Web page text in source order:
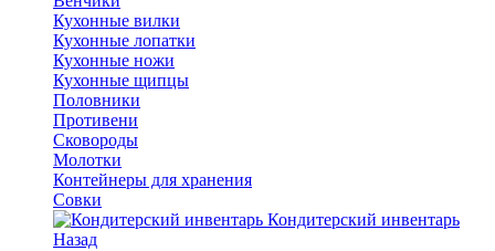
Кухонные вилки
Кухонные лопатки
Кухонные ножи
Кухонные щипцы
Половники
Противени
Сковороды
Молотки
Контейнеры для хранения
Совки
Кондитерский инвентарь
Назад